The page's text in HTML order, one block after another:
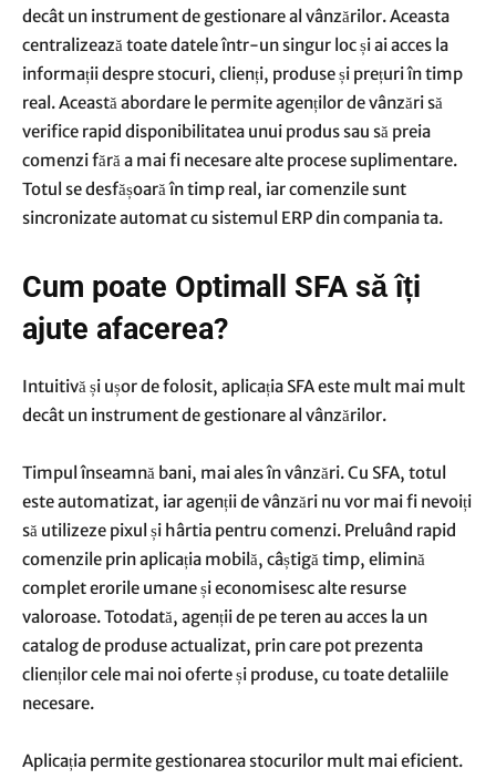
decât un instrument de gestionare al vânzărilor. Aceasta
centralizează toate datele într-un singur loc și ai acces la
informații despre stocuri, clienți, produse și prețuri în timp
real. Această abordare le permite agenților de vânzări să
verifice rapid disponibilitatea unui produs sau să preia
comenzi fără a mai fi necesare alte procese suplimentare.
Totul se desfășoară în timp real, iar comenzile sunt
sincronizate automat cu sistemul ERP din compania ta.
Cum poate Optimall SFA să îți
ajute afacerea?
Intuitivă și ușor de folosit, aplicația SFAeste mult mai mult
decât un instrument de gestionare al vânzărilor.
Timpul înseamnă bani, mai ales în vânzări. Cu SFA, totul
este automatizat, iar agenții de vânzări nu vor mai fi nevoiți
să utilizeze pixul și hârtia pentru comenzi. Preluând rapid
comenzile prin aplicația mobilă, câștigă timp, elimină
complet erorile umane și economisesc alte resurse
valoroase. Totodată, agenții de pe teren au acces la un
catalog de produse actualizat, prin care pot prezenta
clienților cele mai noi oferte și produse, cu toate detaliile
necesare.
Aplicația permite gestionarea stocurilor mult mai eficient.